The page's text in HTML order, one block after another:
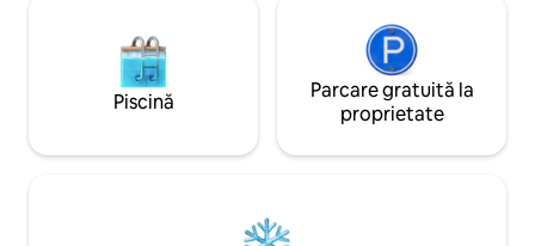
Piscină
Parcare gratuită la
proprietate